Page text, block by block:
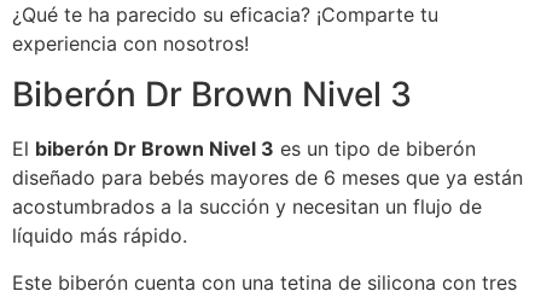
¿Qué te ha parecido su eficacia? ¡Comparte tu
experiencia con nosotros!
Biberón Dr Brown Nivel 3
El biberón Dr Brown Nivel 3 es un tipo de biberón
diseñado para bebés mayores de 6 meses que ya están
acostumbrados a la succión y necesitan un flujo de
líquido más rápido.
Este biberón cuenta con una tetina de silicona con tres